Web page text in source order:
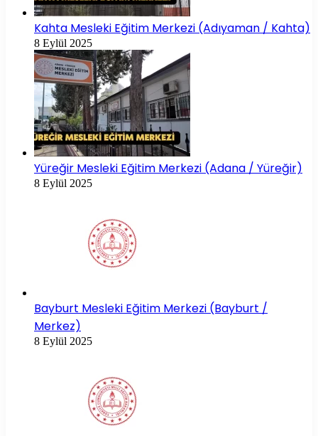
Kahta Mesleki Eğitim Merkezi (Adıyaman / Kahta)
8 Eylül 2025
Yüreğir Mesleki Eğitim Merkezi (Adana / Yüreğir)
8 Eylül 2025
Bayburt Mesleki Eğitim Merkezi (Bayburt /
Merkez)
8 Eylül 2025